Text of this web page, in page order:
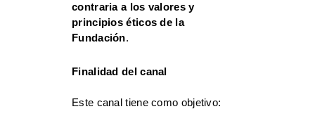
contraria a los valores y
principios éticos de la
Fundación.
Finalidad del canal
Este canal tiene como objetivo: